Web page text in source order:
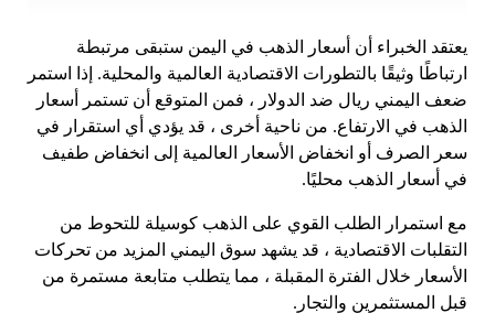
يعتقد الخبراء أن أسعار الذهب في اليمن ستبقى مرتبطة
ارتباطًا وثيقًا بالتطورات الاقتصادية العالمية والمحلية. إذا استمر
ضعف اليمني ريال ضد الدولار ، فمن المتوقع أن تستمر أسعار
الذهب في الارتفاع. من ناحية أخرى ، قد يؤدي أي استقرار في
سعر الصرف أو انخفاض الأسعار العالمية إلى انخفاض طفيف
في أسعار الذهب محليًا.
مع استمرار الطلب القوي على الذهب كوسيلة للتحوط من
التقلبات الاقتصادية ، قد يشهد سوق اليمني المزيد من تحركات
الأسعار خلال الفترة المقبلة ، مما يتطلب متابعة مستمرة من
قبل المستثمرين والتجار.